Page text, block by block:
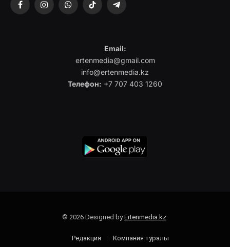
FacebookInstagramWhatsAppTikTok Telegram
Email:
ertenmedia@gmail.com
info@ertenmedia.kz
Телефон: +7 707 403 1260
© 2026 Designed byErtenmedia.kz
Редакция Компания туралы